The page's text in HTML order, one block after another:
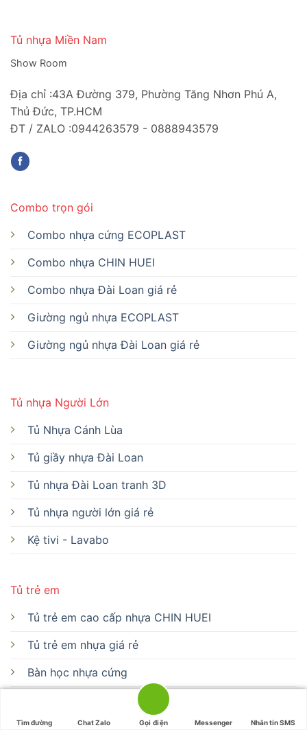
Tủ nhựa Miền Nam
Show Room
Địa chỉ :43A Đường 379, Phường Tăng Nhơn Phú A,
Thủ Đức, TP.HCM
ĐT / ZALO :0944263579 - 0888943579
Tủ nhựa Người Lớn
Tủ Nhựa Cánh Lùa
Tủ giầy nhựa Đài Loan
Tủ nhựa Đài Loan tranh 3D
Tủ nhựa người lớn giá rẻ
Kệ tivi - Lavabo
Tủ trẻ em
Tủ trẻ em cao cấp nhựa CHIN HUEI
Tủ trẻ em nhựa giá rẻ
Bàn học nhựa cứng
Bàn học nhựa CHIN HUEI
Bàn học nhựa giá rẻ
Combo trọn gói
Combo nhựa cứng ECOPLAST
Combo nhựa CHIN HUEI
Combo nhựa Đài Loan giá rẻ
Giường ngủ nhựa ECOPLAST
Giường ngủ nhựa Đài Loan giá rẻ
Tìm đường Chat Zalo Gọi điện Messenger Nhắn tin SMS